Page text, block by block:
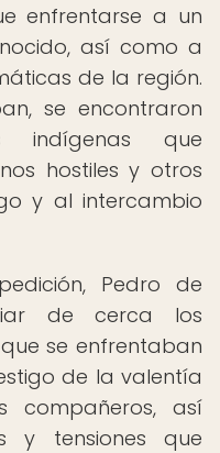
enfrentarse a un
así como a
de la región.
se encontraron
indígenas que
hostiles y otros
y al intercambio
Pedro de
de cerca los
se enfrentaban
de la valentía
compañeros, así
y tensiones que